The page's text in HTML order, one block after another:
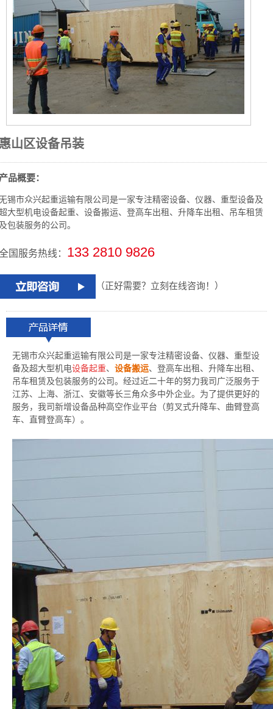
山区设备吊装
品概要：
锡市众兴起重运输有限公司是一家专注精密设备、仪器、重型设备及
大型机电设备起重、设备搬运、登高车出租、升降车出租、吊车租赁
包装服务的公司。
国服务热线： 133 2810 9826
（正好需要？立刻在线咨询！）
无锡市众兴起重运输有限公司是一家专注精密设备、仪器、重型设
备及超大型机电设备起重、 设备搬运、登高车出租、 升降车出租、
吊车租赁及包装服务的公司。经过近二十年的努力我司广泛服务于
江苏、上海、浙江、安徽等长三角众多中外企业。为了提供更好的
服务，我司新增设备品种高空作业平台（剪叉式升降车、曲臂登高
车、直臂登高车）。